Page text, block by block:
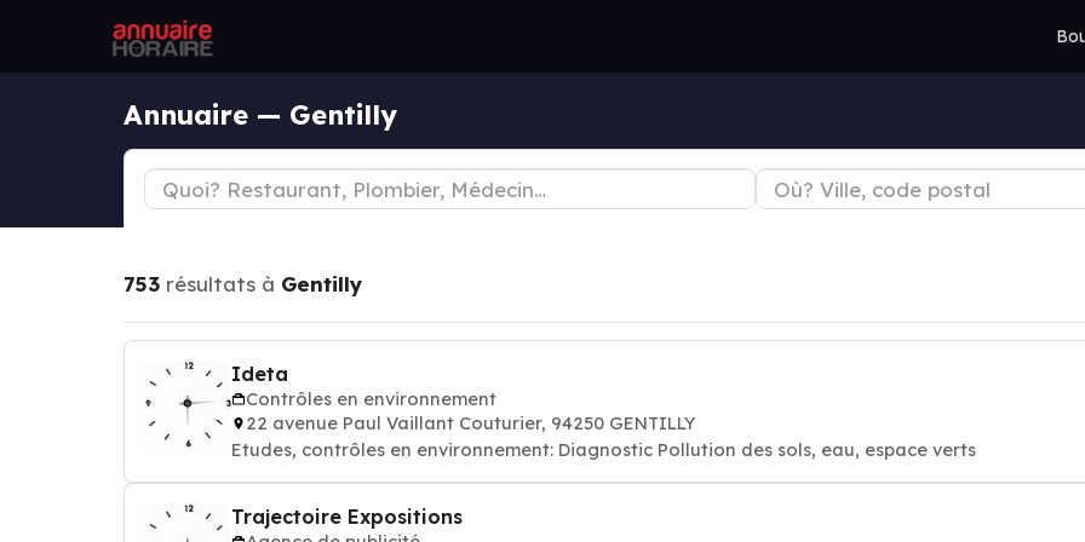
Annuaire — Gentilly
753 résultats à Gentilly
Ideta
Contrôles en environnement
22 avenue Paul Vaillant Couturier, 94250 GENTILLY
Etudes, contrôles en environnement: Diagnostic Pollution des sols, eau, espace verts
Trajectoire Expositions